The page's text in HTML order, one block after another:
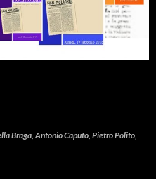
Braga, Antonio Caputo, Pietro Polito,